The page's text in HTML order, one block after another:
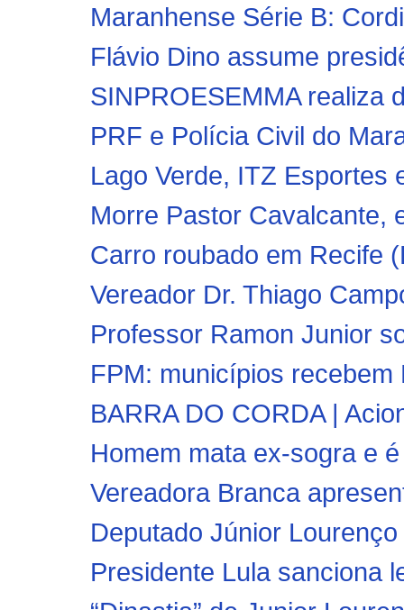
Maranhense Série B:
Flávio Dino assume
SINPROESEMMA realiza
PRF e Polícia Civil do
Lago Verde, ITZ Esportes
Morre Pastor Cavalcante,
Carro roubado em Recife
Vereador Dr. Thiago
Professor Ramon Junior
FPM: municípios
BARRA DO CORDA |
Homem mata ex-sogra e
Vereadora Branca
Deputado Júnior
Presidente Lula sanciona